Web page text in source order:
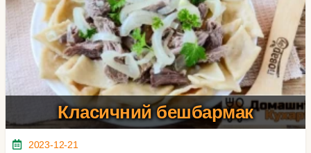
Класичний бешбармак
2023-12-21